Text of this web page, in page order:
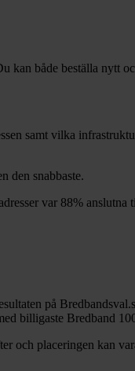
både beställa nytt
samt vilka
den snabbaste.
var 88% anslutna
på
billigaste Bredband
och placeringen kan